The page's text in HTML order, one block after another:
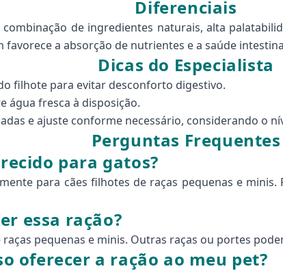
Diferenciais
de ingredientes naturais, alta
a absorção de nutrientes e a saúde
Dicas do Especialista
filhote para evitar desconforto digestivo.
água fresca à disposição.
e ajuste conforme necessário, considerando o
Perguntas Frequentes
para gatos?
para cães filhotes de raças pequenas e
essa ração?
pequenas e minis. Outras raças ou portes
oferecer a ração ao meu pet?